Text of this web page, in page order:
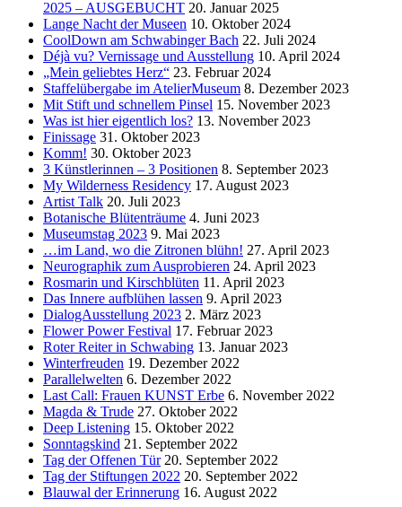
2025 – AUSGEBUCHT 20. Januar 2025
Lange Nacht der Museen 10. Oktober 2024
CoolDown am Schwabinger Bach 22. Juli 2024
Déjà vu? Vernissage und Ausstellung 10. April 2024
„Mein geliebtes Herz“ 23. Februar 2024
Staffelübergabe im AtelierMuseum 8. Dezember 2023
Mit Stift und schnellem Pinsel 15. November 2023
Was ist hier eigentlich los? 13. November 2023
Finissage 31. Oktober 2023
Komm! 30. Oktober 2023
3 Künstlerinnen – 3 Positionen 8. September 2023
My Wilderness Residency 17. August 2023
Artist Talk 20. Juli 2023
Botanische Blütenträume 4. Juni 2023
Museumstag 2023 9. Mai 2023
…im Land, wo die Zitronen blühn! 27. April 2023
Neurographik zum Ausprobieren 24. April 2023
Rosmarin und Kirschblüten 11. April 2023
Das Innere aufblühen lassen 9. April 2023
DialogAusstellung 2023 2. März 2023
Flower Power Festival 17. Februar 2023
Roter Reiter in Schwabing 13. Januar 2023
Winterfreuden 19. Dezember 2022
Parallelwelten 6. Dezember 2022
Last Call: Frauen KUNST Erbe 6. November 2022
Magda & Trude 27. Oktober 2022
Deep Listening 15. Oktober 2022
Sonntagskind 21. September 2022
Tag der Offenen Tür 20. September 2022
Tag der Stiftungen 2022 20. September 2022
Blauwal der Erinnerung 16. August 2022